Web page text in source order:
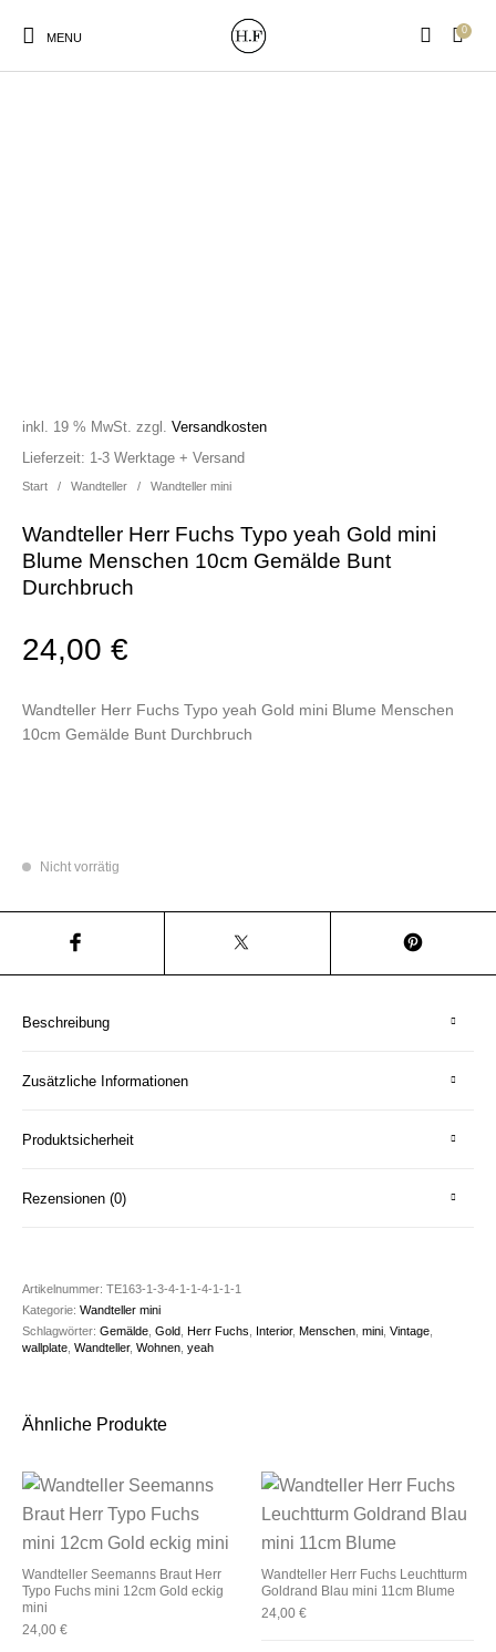
MENU
0
Start / Wandteller / Wandteller mini
Wandteller Herr Fuchs Typo yeah Gold mini
Blume Menschen 10cm Gemälde Bunt
Durchbruch
24,00€
inkl. 19 % MwSt. zzgl.Versandkosten
Wandteller Herr Fuchs Typo yeah Gold mini Blume Menschen
10cm Gemälde Bunt Durchbruch
Lieferzeit: 1-3 Werktage + Versand
Nicht vorrätig
Beschreibung
Zusätzliche Informationen
Produktsicherheit
Rezensionen (0)
Artikelnummer:TE163-1-3-4-1-1-4-1-1-1
Kategorie:Wandteller mini
Schlagwörter:Gemälde ,Gold ,Herr Fuchs Interior,Menschen ,mini ,Vintage
wallplate ,Wandteller,Wohnen ,yeah
Ähnliche Produkte
Wandteller Seemanns Braut Herr
Typo Fuchs mini 12cm Gold eckig
mini
24,00€
Wandteller Herr Fuchs Leuchtturm
Goldrand Blau mini 11cm Blume
24,00 €